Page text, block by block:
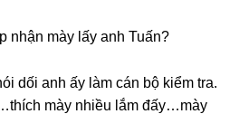
nhận mày lấy anh Tuấn?
dối anh ấy làm cán bộ kiểm tra.
mày nhiều lắm đấy…mày